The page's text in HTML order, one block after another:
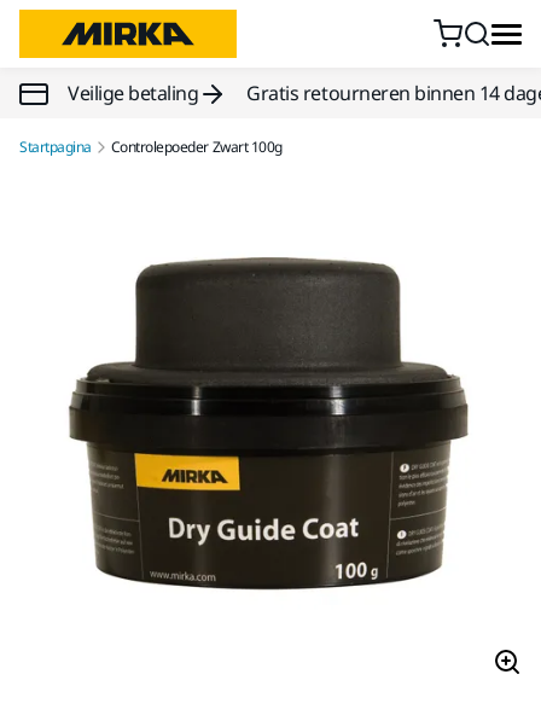
Doorgaan naar inhoud
Veilige betaling Gratis retourneren binnen 14
Startpagina Controlepoeder Zwart 100g